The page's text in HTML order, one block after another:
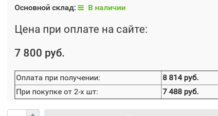
Основной склад: В наличии
Цена при оплате на сайте:
7 800 руб.
Оплата при получении:
8 814 руб.
При покупке от 2-х шт:
7 488 руб.